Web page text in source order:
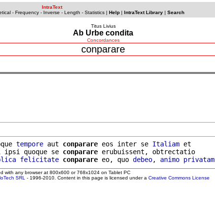
IntraText
- Frequency- Inverse - Length - Statistics| Help| IntraText Library| Search
Titus Livius
Ab Urbe condita
Concordances
conparare
tempore aut conparare eos inter se Italiam et
quoque se conparare erubuissent, obtrectatio
felicitate conparare eo, quo debeo, animo privatam
with any browser at 800x600 or 768x1024 on Tablet PC
SRL - 1996-2010. Content in this page is licensed under a Creative Commons License